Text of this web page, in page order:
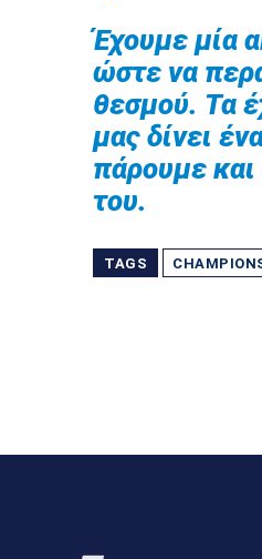
Έχουμε μία
ώστε να
θεσμού. Τα
μας δίνει
πάρουμε και
του.
TAGS